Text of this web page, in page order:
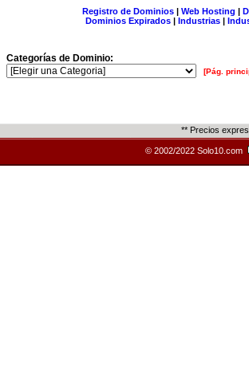
Registro de Dominios| Web Hosting |
Dominios Expirados | Industrias |
Categorías de Dominio:
[Pág.
** Precios
© 2002/2022 Solo10.com